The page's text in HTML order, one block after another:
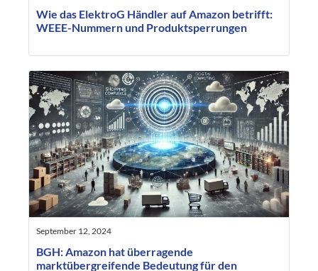
Wie das ElektroG Händler auf Amazon betrifft:
WEEE-Nummern und Produktsperrungen
September 12, 2024
BGH: Amazon hat überragende
marktübergreifende Bedeutung für den